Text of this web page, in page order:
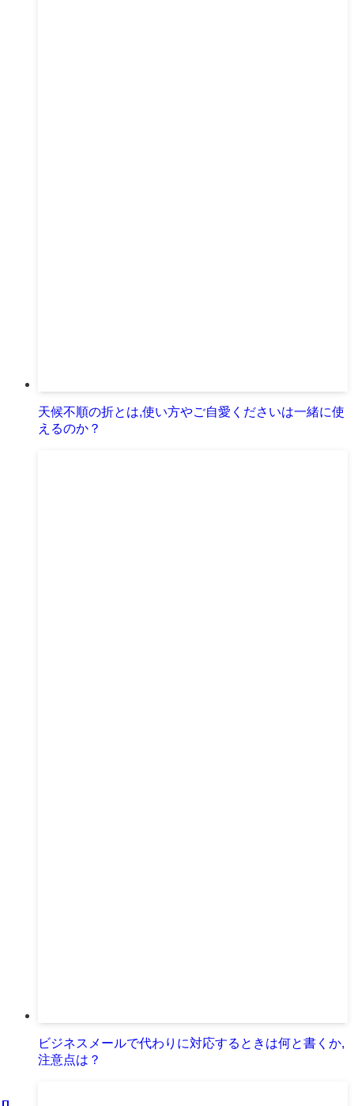
天候不順の折とは,使い方やご自愛くださいは一緒に使
えるのか？
ビジネスメールで代わりに対応するときは何と書くか,
注意点は？